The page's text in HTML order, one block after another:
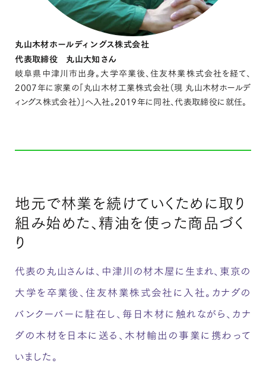
丸山木材ホールディングス株式会社
代表取締役 丸山大知さん
岐阜県中津川市出身。大学卒業後、住友林業株式会社を経て、
2007年に家業の「丸山木材工業株式会社（現 丸山木材ホールデ
ィングス株式会社）」へ入社。2019年に同社、代表取締役に就任。
地元で林業を続けていくために取り
組み始めた、精油を使った商品づく
り
代表の丸山さんは、中津川の材木屋に生まれ、東京の
大学を卒業後、住友林業株式会社に入社。カナダの
バンクーバーに駐在し、毎日木材に触れながら、カナ
ダの木材を日本に送る、木材輸出の事業に携わって
いました。